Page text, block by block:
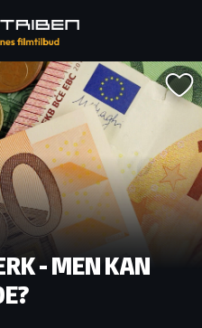
- MEN KAN